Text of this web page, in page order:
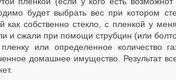
будет выбрать вес при котором
как собственно стекло, с пленкой у
и сжали при помощи струбцин (или
пленку или определенное количество
домашнее имущество. Результат